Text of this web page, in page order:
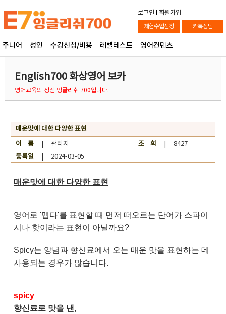
로그인 l 회원가입
체험수업신청 카톡상담
주니어 성인 수강신청/비용 레벨테스트 영어컨텐츠
English700 화상영어 보카
영어교육의 정점 잉글리쉬 700입니다.
매운맛에 대한 다양한 표현
이 름| 관리자 조 회
| 8427
등록일| 2024-03-05
매운맛에 대한 다양한 표현
영어로 '맵다'를 표현할 때 먼저 떠오르는 단어가 스파이
시나 핫이라는 표현이 아닐까요?
Spicy는 양념과 향신료에서 오는 매운 맛을 표현하는 데
사용되는 경우가 많습니다.
spicy
향신료로 맛을 낸,